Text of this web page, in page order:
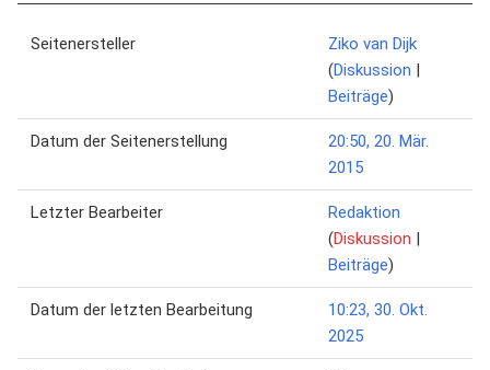
Seitenersteller
Ziko van Dijk
(Diskussion |
Beiträge)
Datum der Seitenerstellung
20:50, 20. Mär.
2015
Letzter Bearbeiter
Redaktion
(Diskussion |
Beiträge)
Datum der letzten Bearbeitung
10:23, 30. Okt.
2025